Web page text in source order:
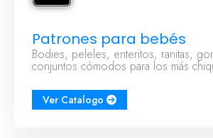
Patrones para bebés
Bodies, peleles, enteritos, ranitas,
conjuntos cómodos para los más
Ver Catalogo